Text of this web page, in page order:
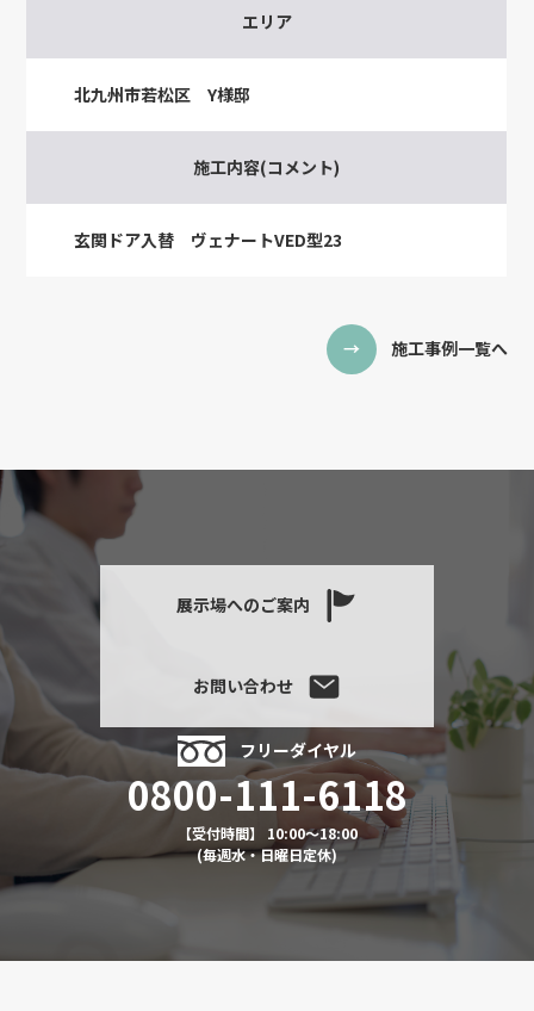
エリア
北九州市若松区 Y様邸
施工内容(コメント)
玄関ドア入替 ヴェナートVED型23
施工事例一覧へ
展示場へのご案内
お問い合わせ
フリーダイヤル
0800-111-6118
【受付時間】 10:00～18:00
(毎週水・日曜日定休)